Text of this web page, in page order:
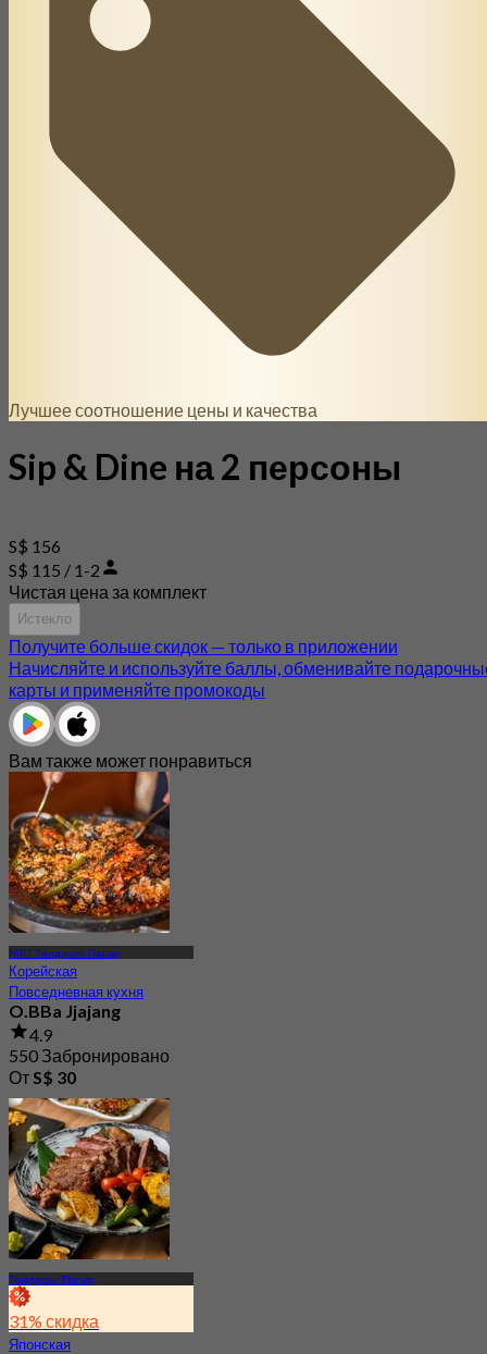
Лучшее соотношение цены и качества
Sip & Dine на 2 персоны
S$ 156
S$ 115 / 1-2
Чистая цена за комплект
Истекло
Получите больше скидок — только в приложении
Начисляйте и используйте баллы, обменивайте
карты и применяйте промокоды
Вам также может понравиться
MRT Танджонг Пагар
Корейская
Повседневная кухня
O.BBa Jjajang
4.9
550 Забронировано
От S$ 30
Танджонг Пагар
31% скидка
Японская